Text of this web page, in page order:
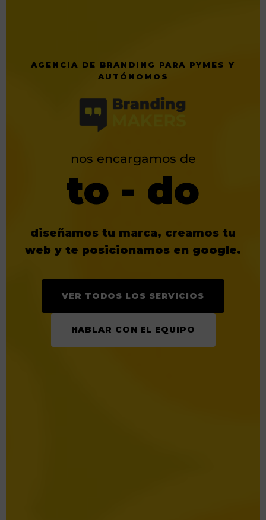
AGENCIA DE BRANDING PARA PYMES Y
AUTÓNOMOS
nos encargamos de
to - do
diseñamos tu marca, creamos tu
web y te posicionamos en google.
VER TODOS LOS SERVICIOS
HABLAR CON EL EQUIPO